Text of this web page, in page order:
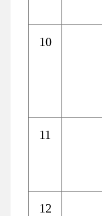
10
11
12